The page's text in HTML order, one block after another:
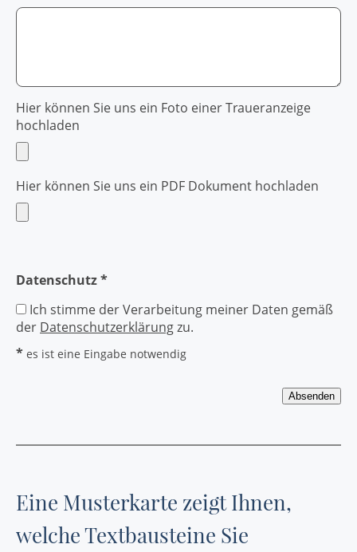
Hier können Sie uns ein Foto einer Traueranzeige
hochladen
Hier können Sie uns ein PDF Dokument hochladen
Datenschutz *
Ich stimme der Verarbeitung meiner Daten gemäß
der Datenschutzerklärungzu.
* es ist eine Eingabe notwendig
Eine Musterkarte zeigt Ihnen,
welche Textbausteine Sie